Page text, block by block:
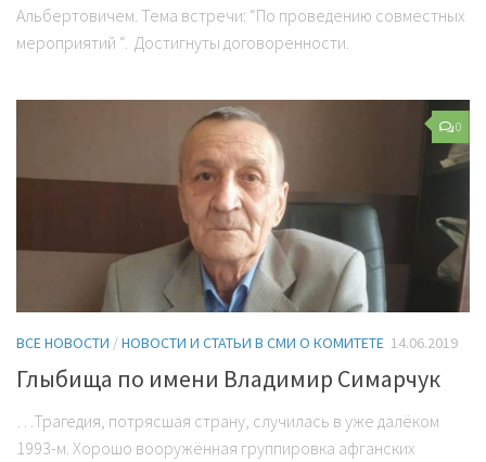
Альбертовичем. Тема встречи: “По проведению совместных
мероприятий “. Достигнуты договоренности.
0
ВСЕ НОВОСТИ /НОВОСТИ И СТАТЬИ В СМИ О КОМИТЕТЕ 14.06.2019
Глыбища по имени Владимир Симарчук
…Трагедия, потрясшая страну, случилась в уже далёком
1993-м. Хорошо вооружённая группировка афганских